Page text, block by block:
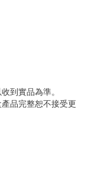
到實品為準。
品完整恕不接受更